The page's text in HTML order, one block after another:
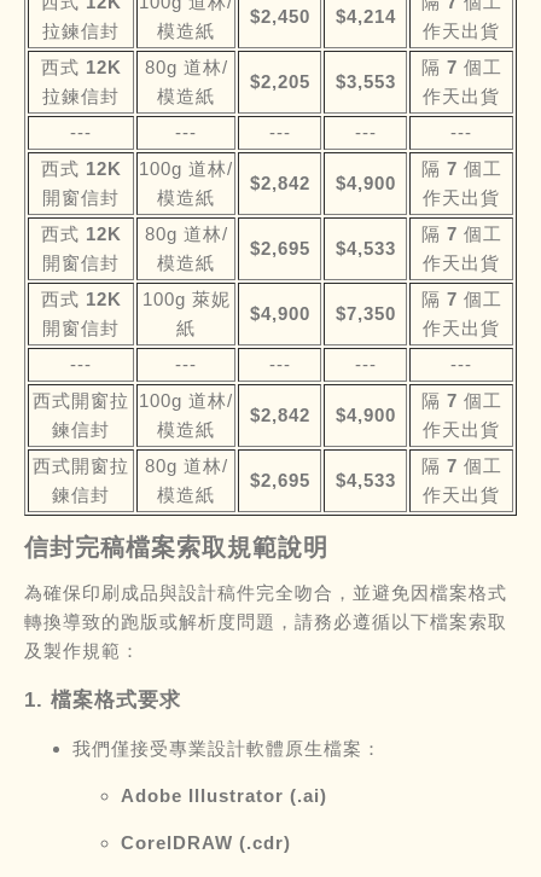
拉鍊信封
模造紙
$2,450 $4,214
作天出貨
西式 12K
拉鍊信封
80g 道林/
模造紙
$2,205 $3,553
隔 7 個工
作天出貨
---
--- --- ---
---
西式 12K
開窗信封
100g 道林/
模造紙
$2,842 $4,900
隔 7 個工
作天出貨
西式 12K
開窗信封
80g 道林/
模造紙
$2,695 $4,533
隔 7 個工
作天出貨
西式 12K
開窗信封
100g 萊妮
紙
$4,900 $7,350
隔 7 個工
作天出貨
---
--- --- ---
---
西式開窗拉
鍊信封
100g 道林/
模造紙
$2,842 $4,900
隔 7 個工
作天出貨
西式開窗拉
鍊信封
80g 道林/
模造紙
$2,695 $4,533
隔 7 個工
作天出貨
信封完稿檔案索取規範說明
為確保印刷成品與設計稿件完全吻合，並避免因檔案格式
轉換導致的跑版或解析度問題，請務必遵循以下檔案索取
及製作規範：
1. 檔案格式要求
我們僅接受專業設計軟體原生檔案：
Adobe Illustrator (.ai)
CorelDRAW (.cdr)